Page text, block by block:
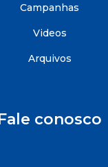
Campanhas
Videos
Arquivos
conosco